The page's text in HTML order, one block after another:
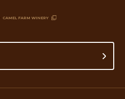
CAMEL FARM WINERY